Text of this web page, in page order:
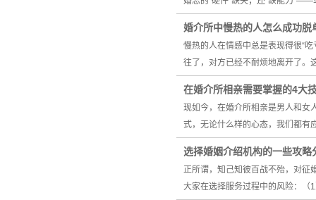
婚介所中慢热的人怎么成功脱
慢热的人在情感中总是表现得很“
往了，对方已经不耐烦地离开了。
在婚介所相亲需要掌握的4大
现如今，在婚介所相亲是男人和女
式，无论什么样的心态，我们都有
选择婚姻介绍机构的一些攻略
正所谓，知己知彼百战不殆，对征
大家在选择服务过程中的风险：（